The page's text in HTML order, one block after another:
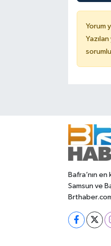
Yorum
Bafra’nın
Samsun ve